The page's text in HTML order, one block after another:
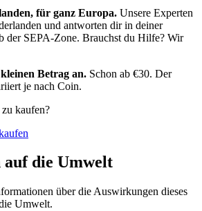
für ganz Europa. Unsere Experten
und antworten dir in deiner
der SEPA-Zone. Brauchst du Hilfe? Wir
Betrag an. Schon ab €30. Der
je nach Coin.
kaufen?
die Umwelt
über die Auswirkungen dieses
Umwelt.